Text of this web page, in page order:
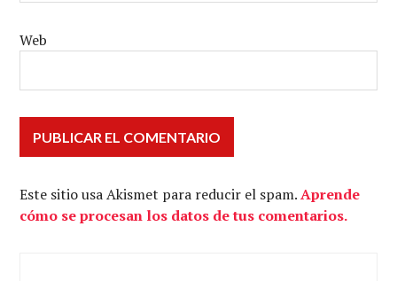
Web
Este sitio usa Akismet para reducir el spam.Aprende
cómo se procesan los datos de tus comentarios.